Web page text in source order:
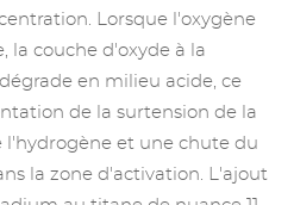
Lorsque l'oxygène
la couche d'oxyde à la
en milieu acide, ce
de la surtension de la
l'hydrogène et une chute du
la zone d'activation. L'ajout